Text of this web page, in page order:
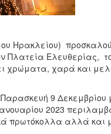
Ηρακλείου)
Πλατεία Ελευθερίας,
χρώματα, χαρά και
9
2023
πρωτόκολλα αλλά και